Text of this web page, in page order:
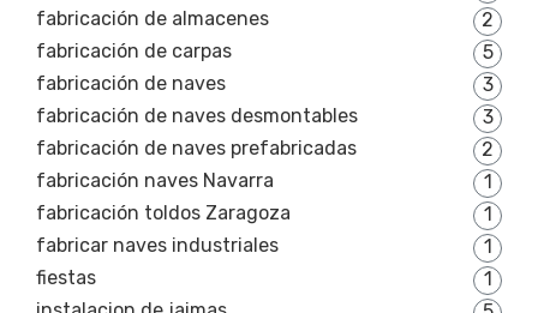
fabricación de almacenes
2
fabricación de carpas
5
fabricación de naves
3
fabricación de naves desmontables
3
fabricación de naves prefabricadas
2
fabricación naves Navarra
1
fabricación toldos Zaragoza
1
fabricar naves industriales
1
fiestas
1